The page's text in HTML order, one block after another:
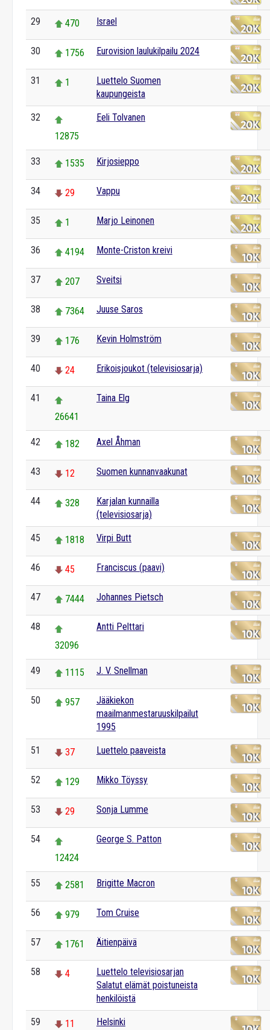
29 470 Israel
30 1756 Eurovision laulukilpailu 2024
31 1
Luettelo Suomen
kaupungeista
32
12875
Eeli Tolvanen
33 1535 Kirjosieppo
34 29 Vappu
35 1 Marjo Leinonen
36 4194 Monte-Criston kreivi
37 207 Sveitsi
38 7364 Juuse Saros
39 176 Kevin Holmström
40 24 Erikoisjoukot (televisiosarja)
41
26641
Taina Elg
42 182 Axel Åhman
43 12 Suomen kunnanvaakunat
44 328
Karjalan kunnailla
(televisiosarja)
45 1818 Virpi Butt
46 45 Franciscus (paavi)
47 7444 Johannes Pietsch
48
32096
Antti Pelttari
49 1115 J. V. Snellman
50 957
Jääkiekon
maailmanmestaruuskilpailut
1995
51 37 Luettelo paaveista
52 129 Mikko Töyssy
53 29 Sonja Lumme
54
12424
George S. Patton
55 2581 Brigitte Macron
56 979 Tom Cruise
57 1761 Äitienpäivä
58 4
Luettelo televisiosarjan
Salatut elämät poistuneista
henkilöistä
59 11 Helsinki